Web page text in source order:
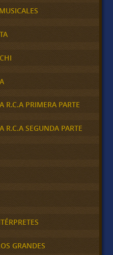
R.C.A PRIMERA PARTE
R.C.A SEGUNDA PARTE
GRANDES